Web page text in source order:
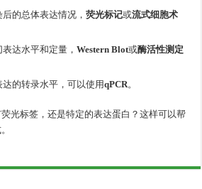
的总体表达情况，荧光标记或流式细胞术
达水平和定量，Western Blot或酶活性测定
的转录水平，可以使用qPCR 。
光标签，还是特定的表达蛋白？这样可以帮